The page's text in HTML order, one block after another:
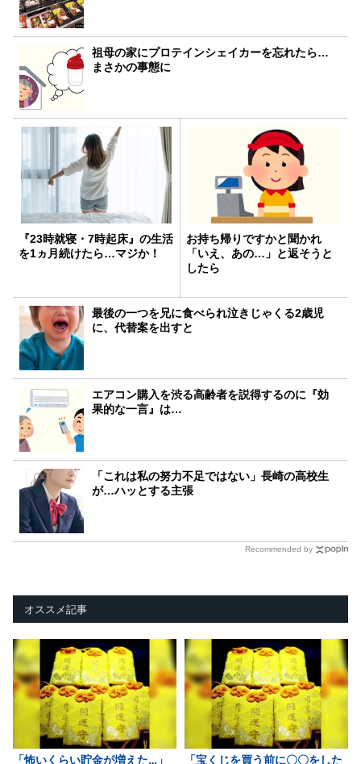
祖母の家にプロテインシェイカーを忘れたら…
まさかの事態に
『23時就寝・7時起床』の生活
を1ヵ月続けたら…マジか！
お持ち帰りですかと聞かれ
「いえ、あの…」と返そうと
したら
最後の一つを兄に食べられ泣きじゃくる2歳児
に、代替案を出すと
エアコン購入を渋る高齢者を説得するのに『効
果的な一言』は…
「これは私の努力不足ではない」長崎の高校生
が…ハッとする主張
Recommended by
オススメ記事
「怖いくらい貯金が増えた…」
「宝くじを買う前に〇〇をした